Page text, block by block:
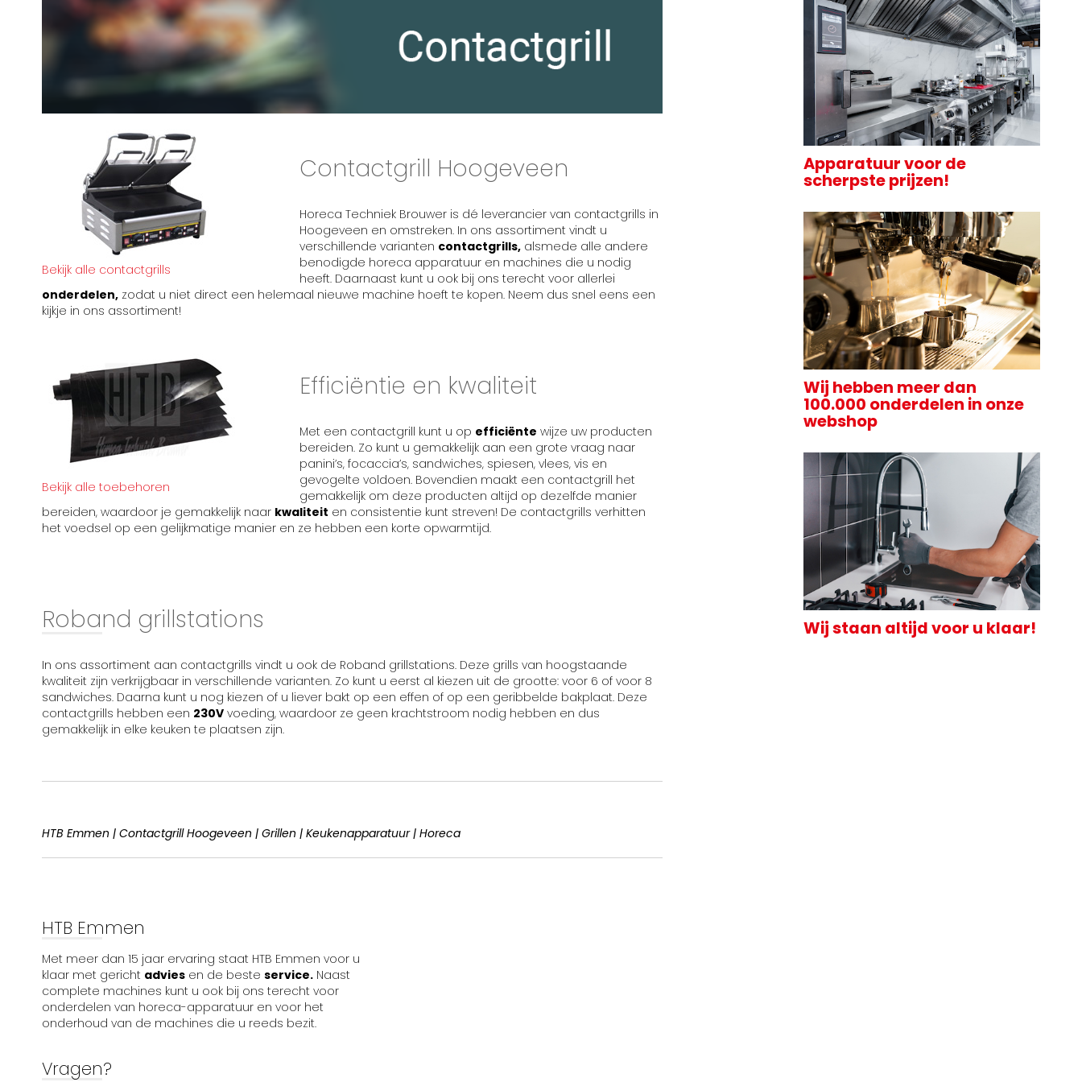
Bekijk alle contactgrills
Contactgrill Hoogeveen
Horeca Techniek Brouwer is dé leverancier van contactgrills in
Hoogeveen en omstreken. In ons assortiment vindt u
verschillende varianten contactgrills, alsmede alle andere
benodigde horeca apparatuur en machines die u nodig
heeft. Daarnaast kunt u ook bij ons terecht voor allerlei
onderdelen, zodat u niet direct een helemaal nieuwe machine hoeft te kopen. Neem dus snel eens een
kijkje in ons assortiment!
Bekijk alle toebehoren
Efficiëntie en kwaliteit
Met een contactgrill kunt u op efficiënte wijze uw producten
bereiden. Zo kunt u gemakkelijk aan een grote vraag naar
panini’s, focaccia’s, sandwiches, spiesen, vlees, vis en
gevogelte voldoen. Bovendien maakt een contactgrill het
gemakkelijk om deze producten altijd op dezelfde manier
bereiden, waardoor je gemakkelijk naar kwaliteit en consistentie kunt streven! De contactgrills verhitten
het voedsel op een gelijkmatige manier en ze hebben een korte opwarmtijd.
Roband grillstations
In ons assortiment aan contactgrills vindt u ook de Roband grillstations. Deze grills van hoogstaande
kwaliteit zijn verkrijgbaar in verschillende varianten. Zo kunt u eerst al kiezen uit de grootte: voor 6 of voor 8
sandwiches. Daarna kunt u nog kiezen of u liever bakt op een effen of op een geribbelde bakplaat. Deze
contactgrills hebben een 230V voeding, waardoor ze geen krachtstroom nodig hebben en dus
gemakkelijk in elke keuken te plaatsen zijn.
HTB Emmen | Contactgrill Hoogeveen | Grillen | Keukenapparatuur | Horeca
HTB Emmen
Met meer dan 15 jaar ervaring staat HTB Emmen voor u
klaar met gericht advies en de beste service. Naast
complete machines kunt u ook bij ons terecht voor
onderdelen van horeca-apparatuur en voor het
onderhoud van de machines die u reeds bezit.
Vragen?
Apparatuur voor de
scherpste prijzen!
Wij hebben meer dan
100.000 onderdelen in onze
webshop
Wij staan altijd voor u klaar!